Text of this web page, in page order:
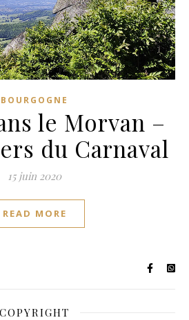
BOURGOGNE
le Morvan –
du Carnaval
15 juin 2020
READ MORE
COPYRIGHT